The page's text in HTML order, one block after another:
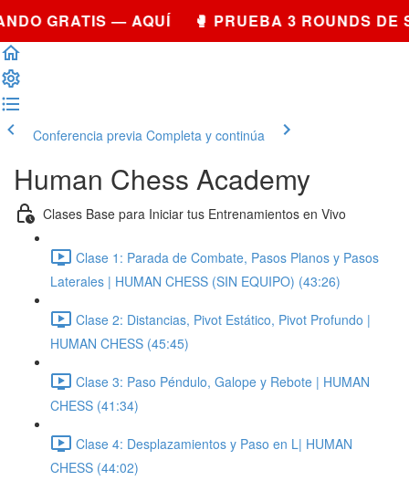
GRATIS — AQUÍ 🥊 PRUEBA 3 ROUNDS
Conferencia previa Completa y continúa
Human Chess Academy
Clases Base para Iniciar tus Entrenamientos en Vivo
Clase 1: Parada de Combate, Pasos Planos y Pasos
Laterales | HUMAN CHESS (SIN EQUIPO) (43:26)
Clase 2: Distancias, Pivot Estático, Pivot Profundo |
HUMAN CHESS (45:45)
Clase 3: Paso Péndulo, Galope y Rebote | HUMAN
CHESS (41:34)
Clase 4: Desplazamientos y Paso en L| HUMAN
CHESS (44:02)